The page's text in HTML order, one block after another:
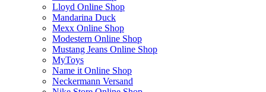
Lloyd Online Shop
Mandarina Duck
Mexx Online Shop
Modestern Online Shop
Mustang Jeans Online Shop
MyToys
Name it Online Shop
Neckermann Versand